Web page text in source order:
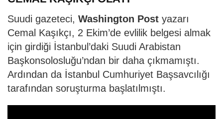
Suudi gazeteci, Washington Post yazarı
Cemal Kaşıkçı, 2 Ekim’de evlilik belgesi almak
için girdiği İstanbul’daki Suudi Arabistan
Başkonsolosluğu’ndan bir daha çıkmamıştı.
Ardından da İstanbul Cumhuriyet Başsavcılığı
tarafından soruşturma başlatılmıştı.